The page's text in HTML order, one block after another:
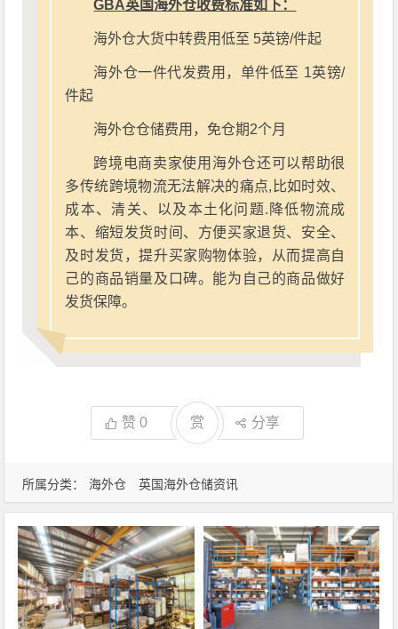
所属分类： 海外仓 英国海外仓储资讯
GBA英国海外仓收费标准如下：
海外仓大货中转费用低至 5英镑/件起
海外仓一件代发费用，单件低至 1英镑/
件起
海外仓仓储费用，免仓期2个月
跨境电商卖家使用海外仓还可以帮助很
多传统跨境物流无法解决的痛点,比如时效、
成本、清关、以及本土化问题.降低物流成
本、缩短发货时间、方便买家退货、安全、
及时发货，提升买家购物体验，从而提高自
己的商品销量及口碑。能为自己的商品做好
发货保障。
赞0 赏 分享